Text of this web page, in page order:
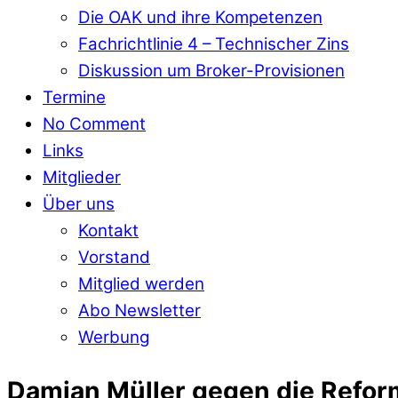
Die OAK und ihre Kompetenzen
Fachrichtlinie 4 – Technischer Zins
Diskussion um Broker-Provisionen
Termine
No Comment
Links
Mitglieder
Über uns
Kontakt
Vorstand
Mitglied werden
Abo Newsletter
Werbung
Damian Müller gegen die